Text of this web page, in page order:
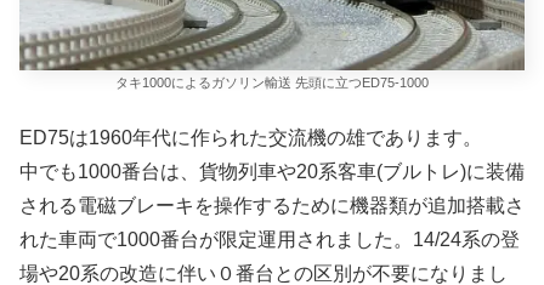
タキ1000によるガソリン輸送 先頭に立つED75-1000
ED75は1960年代に作られた交流機の雄であります。
中でも1000番台は、貨物列車や20系客車(ブルトレ)に装備
される電磁ブレーキを操作するために機器類が追加搭載さ
れた車両で1000番台が限定運用されました。14/24系の登
場や20系の改造に伴い０番台との区別が不要になりまし